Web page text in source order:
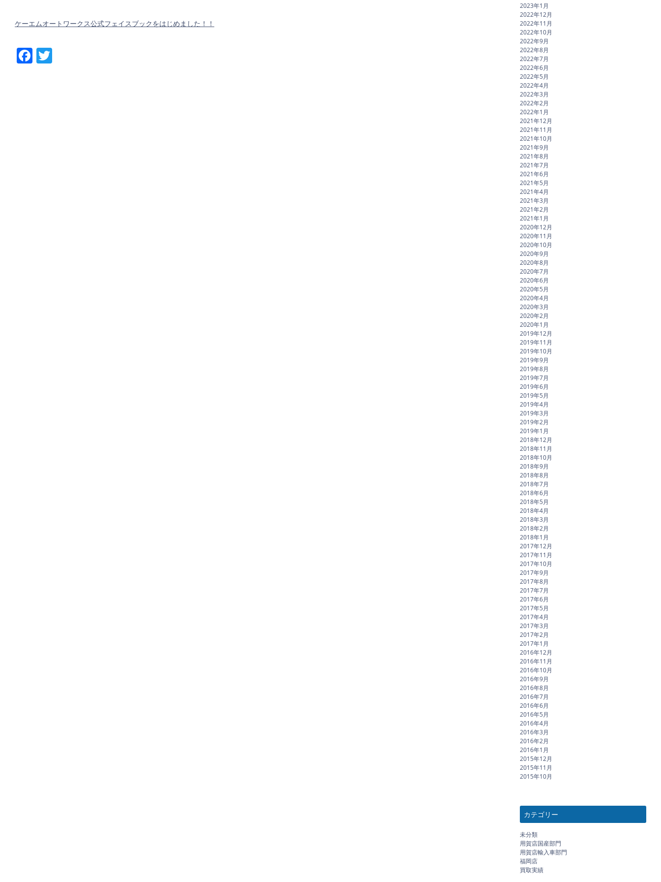
ケーエムオートワークス公式フェイスブックをはじめました！！
Facebook
2023年1月
2022年12月
2022年11月
2022年10月
2022年9月
2022年8月
2022年7月
2022年6月
2022年5月
2022年4月
2022年3月
2022年2月
2022年1月
2021年12月
2021年11月
2021年10月
2021年9月
2021年8月
2021年7月
2021年6月
2021年5月
2021年4月
2021年3月
2021年2月
2021年1月
2020年12月
2020年11月
2020年10月
2020年9月
2020年8月
2020年7月
2020年6月
2020年5月
2020年4月
2020年3月
2020年2月
2020年1月
2019年12月
2019年11月
2019年10月
2019年9月
2019年8月
2019年7月
2019年6月
2019年5月
2019年4月
2019年3月
2019年2月
2019年1月
2018年12月
2018年11月
2018年10月
2018年9月
2018年8月
2018年7月
2018年6月
2018年5月
2018年4月
2018年3月
2018年2月
2018年1月
2017年12月
2017年11月
2017年10月
2017年9月
2017年8月
2017年7月
2017年6月
2017年5月
2017年4月
2017年3月
2017年2月
2017年1月
2016年12月
2016年11月
2016年10月
2016年9月
2016年8月
2016年7月
2016年6月
2016年5月
2016年4月
2016年3月
2016年2月
2016年1月
2015年12月
2015年11月
2015年10月
カテゴリー
未分類
用賀店国産部門
用賀店輸入車部門
福岡店
買取実績